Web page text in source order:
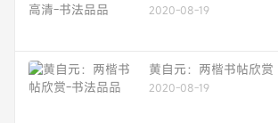
2020-08-19
黄自元：两楷书帖欣赏
2020-08-19